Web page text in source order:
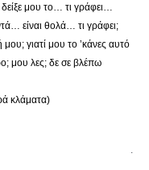
μου το… τι γράφει…
είναι θολά… τι γράφει;
γιατί μου το ’κάνες αυτό
μου λες; δε σε βλέπω
κλάματα)